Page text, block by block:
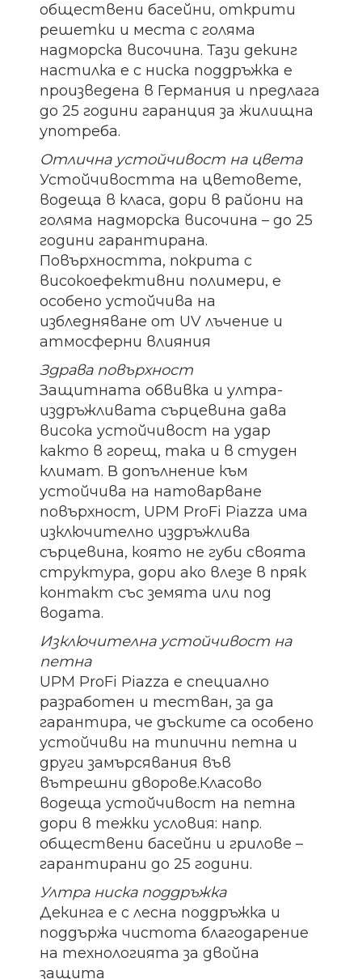
обществени басейни, открити
решетки и места с голяма
надморска височина. Тази декинг
настилка е с ниска поддръжка е
произведена в Германия и предлага
до 25 години гаранция за жилищна
употреба.
Отлична устойчивост на цвета
Устойчивостта на цветовете,
водеща в класа, дори в райони на
голяма надморска височина – до 25
години гарантирана.
Повърхността, покрита с
високоефективни полимери, е
особено устойчива на
избледняване от UV лъчение и
атмосферни влияния
Здрава повърхност
Защитната обвивка и ултра-
издръжливата сърцевина дава
висока устойчивост на удар
както в горещ, така и в студен
климат. В допълнение към
устойчива на натоварване
повърхност, UPM ProFi Piazza има
изключително издръжлива
сърцевина, която не губи своята
структура, дори ако влезе в пряк
контакт със земята или под
водата.
Изключителна устойчивост на
петна
UPM ProFi Piazza е специално
разработен и тестван, за да
гарантира, че дъските са особено
устойчиви на типични петна и
други замърсявания във
вътрешни дворове.Класово
водеща устойчивост на петна
дори в тежки условия: напр.
обществени басейни и грилове –
гарантирани до 25 години.
Ултра ниска поддръжка
Декинга е с лесна поддръжка и
поддържа чистота благодарение
на технологията за двойна
защита